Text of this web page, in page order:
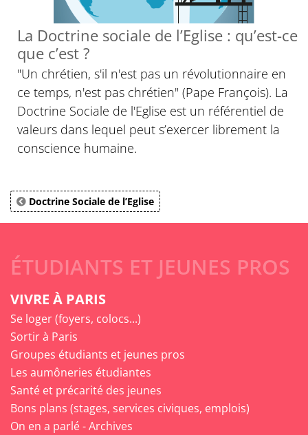
La Doctrine sociale de l’Eglise : qu’est-ce
que c’est ?
"Un chrétien, s'il n'est pas un révolutionnaire en
ce temps, n'est pas chrétien" (Pape François). La
Doctrine Sociale de l'Eglise est un référentiel de
valeurs dans lequel peut s’exercer librement la
conscience humaine.
Doctrine Sociale de l’Eglise
ÉTUDIANTS ET JEUNES PROS
VIVRE À PARIS
Se loger (foyers, colocs...)
Sortir à Paris
Groupes étudiants et jeunes pros
Les aumôneries étudiantes
Santé et précarité des jeunes
Bons plans (stages, services civiques, emplois)
On en a parlé - Archives